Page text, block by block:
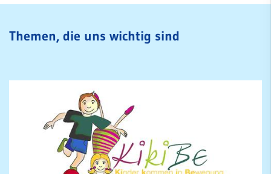
Themen, die uns wichtig sind
Walking Football
Wettkampfturnen
Freizeit
SportWelt